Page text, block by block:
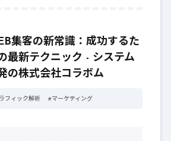
集客の新常識：成功するた
最新テクニック - システム
の株式会社コラボム
フィック解析 #マーケティング